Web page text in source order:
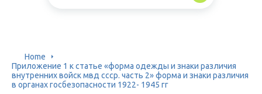
Home
Приложение 1 к статье «форма одежды и знаки различия
внутренних войск мвд ссср. часть 2» форма и знаки различия
в органах госбезопасности 1922- 1945 гг